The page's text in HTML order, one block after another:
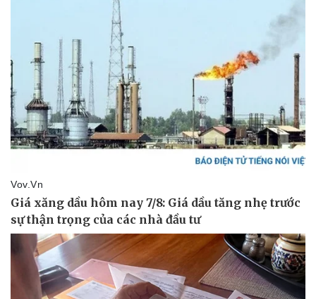
Lịch thi đấu bóng đá
Thế giới thể thao
eSports
Hậu trường